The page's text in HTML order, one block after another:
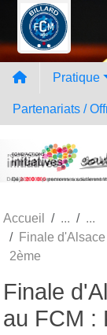
Pratique
Partenariats /
Accueil
Finale
2ème
Finale
au FCM :
Panneau de